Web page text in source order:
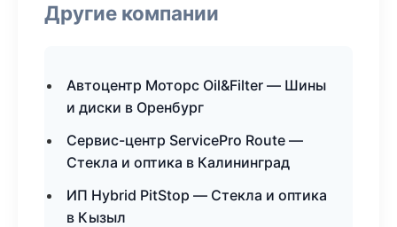
Другие компании
Автоцентр Моторс Oil&Filter — Шины
и диски в Оренбург
Сервис-центр ServicePro Route —
Стекла и оптика в Калининград
ИП Hybrid PitStop — Стекла и оптика
в Кызыл